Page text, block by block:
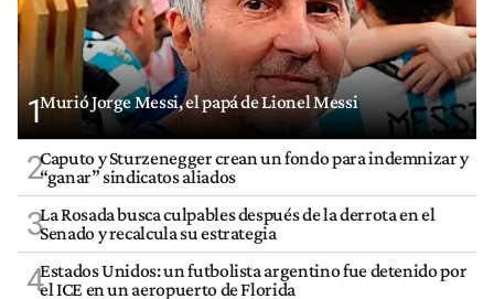
1Murió Jorge Messi, el papá de Lionel Messi
2Caputo y Sturzenegger crean un fondo para indemnizar y
“ganar” sindicatos aliados
3La Rosada busca culpables después de la derrota en el
Senado y recalcula su estrategia
4Estados Unidos: un futbolista argentino fue detenido por
el ICE en un aeropuerto de Florida